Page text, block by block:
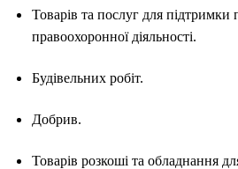
Товарів та послуг для підтримки
правоохоронної діяльності.
Будівельних робіт.
Добрив.
Товарів розкоші та обладнання